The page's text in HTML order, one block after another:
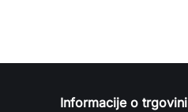
Informacije o trgovini